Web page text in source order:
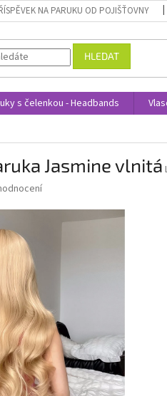
NA PARUKU OD POJIŠŤOVNY
HLEDAT
s čelenkou - Headbands
Jasmine vlnitá